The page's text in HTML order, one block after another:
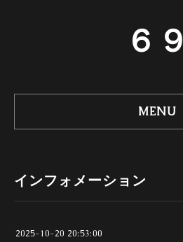
６９
MENU
インフォメーション
2025-10-20 20:53:00